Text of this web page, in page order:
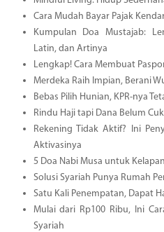
Cara Mudah Bayar Pajak
Kumpulan Doa Mustajab:
Latin, dan Artinya
Lengkap! Cara Membuat
Merdeka Raih Impian, Berani
Bebas Pilih Hunian, KPR-nya
Rindu Haji tapi Dana Belum
Rekening Tidak Aktif? Ini
Aktivasinya
5 Doa Nabi Musa untuk
Solusi Syariah Punya Rumah
Satu Kali Penempatan, Dapat
Mulai dari Rp100 Ribu, Ini
Syariah